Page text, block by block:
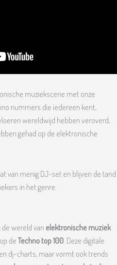
muziekscene met onze
nummers die iedereen kent,
wereldwijd hebben veroverd,
gehad op de elektronische
van menig DJ-set en blijven de tand
in het genre.
wereld van elektronische muziek
deTechno top 100 . Deze digitale
dj-charts, maar vormt ook trends